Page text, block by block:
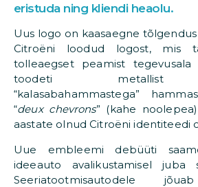
eristuda ning kliendi heaolu.
Uus logo on kaasaegne tõlgendus
Citroëni loodud logost, mis
tolleaegset peamist
toodeti metallist
“kalasabahammastega”
“deux chevrons” (kahe
aastate olnud Citroëni identiteedi
Uue embleemi debüüti
ideeauto avalikustamisel juba
Seeriatootmisautodele